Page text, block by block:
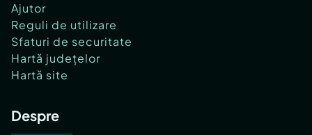
Ajutor
Reguli de utilizare
Sfaturi de securitate
Hartă județelor
Hartă site
Despre